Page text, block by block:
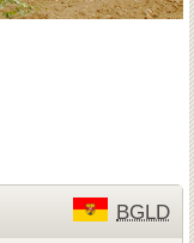
BGLD